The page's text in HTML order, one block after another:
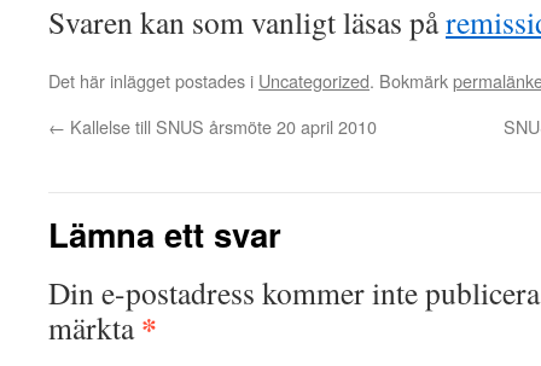
Svaren kan som vanligt läsas på
Det här inlägget postades i Uncategorized. Bokmärk
← Kallelse till SNUS årsmöte 20 april 2010
Lämna ett svar
Din e-postadress kommer inte
märkta*